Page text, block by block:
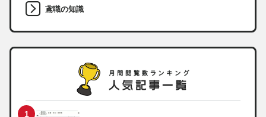
鳶職の知識